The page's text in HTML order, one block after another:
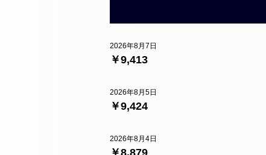
￥9,413
2026年8月7日
￥9,424
2026年8月5日
2026年8月4日